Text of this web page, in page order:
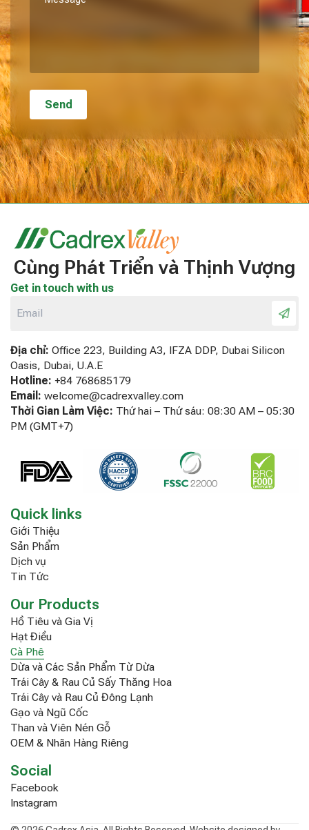
Cùng Phát Triển và Thịnh Vượng
Get in touch with us
Địa chỉ: Office 223, Building A3, IFZA DDP, Dubai Silicon
Oasis, Dubai, U.A.E
Hotline: +84 768685179
Email: welcome@cadrexvalley.com
Thời Gian Làm Việc: Thứ hai – Thứ sáu: 08:30 AM – 05:30
PM (GMT+7)
Quick links
Giới Thiệu
Sản Phẩm
Dịch vụ
Tin Tức
Our Products
Hồ Tiêu và Gia Vị
Hạt Điều
Cà Phê
Dừa và Các Sản Phẩm Từ Dừa
Trái Cây & Rau Củ Sấy Thăng Hoa
Trái Cây và Rau Củ Đông Lạnh
Gạo và Ngũ Cốc
Than và Viên Nén Gỗ
OEM & Nhãn Hàng Riêng
Social
Facebook
Instagram